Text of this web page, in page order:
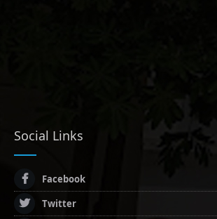
Social Links
Facebook
Twitter